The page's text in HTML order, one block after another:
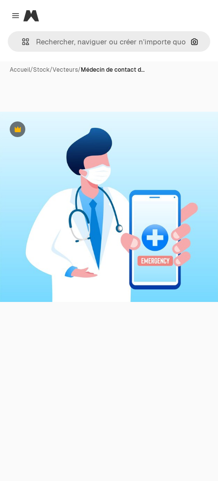
Close menu
Magnific
Accueil/Stock/Vecteurs/Médecin de contact d…
Premium